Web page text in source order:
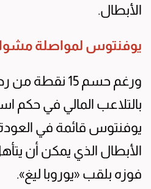
الأبطال.
يوفنتوس لمواصلة
ورغم حسم 15
بالتلاعب المالي في حكم
يوفنتوس قائمة في
الأبطال الذي يمكن أن
فوزه بلقب «يوروبا ليغ».